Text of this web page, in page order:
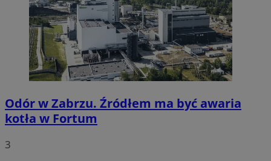
Odór w Zabrzu. Źródłem ma być awaria
kotła w Fortum
3